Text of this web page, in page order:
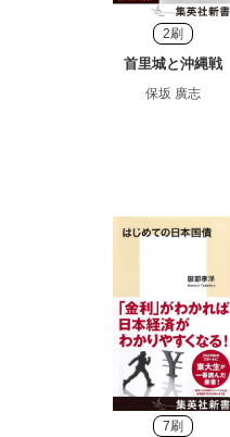
2刷
首里城と沖縄戦
保坂 廣志
7刷